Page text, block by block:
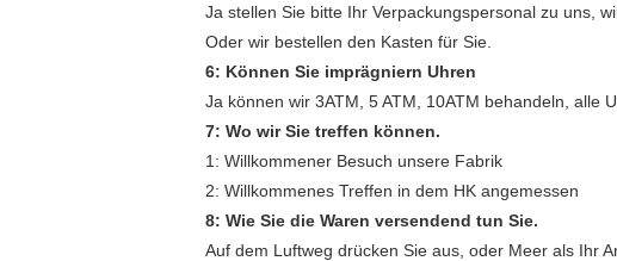
Ja stellen Sie bitte Ihr Verpackungspersonal zu uns,
Oder wir bestellen den Kasten für Sie.
6: Können Sie imprägniern Uhren
Ja können wir 3ATM, 5 ATM, 10ATM behandeln, alle
7: Wo wir Sie treffen können.
1: Willkommener Besuch unsere Fabrik
2: Willkommenes Treffen in dem HK angemessen
8: Wie Sie die Waren versendend tun Sie.
Auf dem Luftweg drücken Sie aus, oder Meer als Ihr